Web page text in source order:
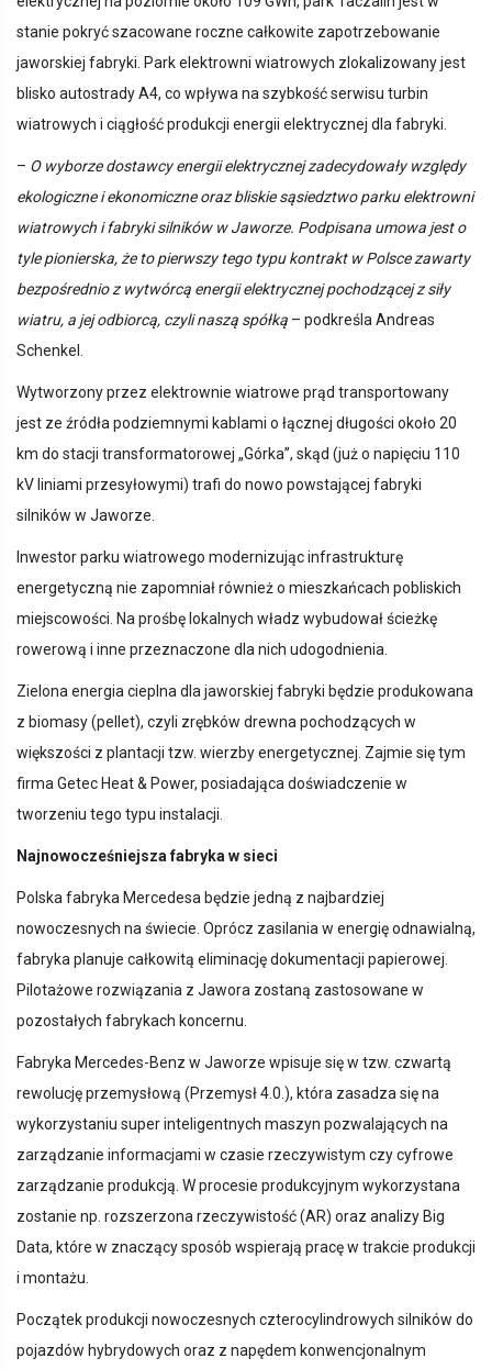
stanie pokryć szacowane roczne całkowite zapotrzebowanie
jaworskiej fabryki. Park elektrowni wiatrowych zlokalizowany jest
blisko autostrady A4, co wpływa na szybkość serwisu turbin
wiatrowych i ciągłość produkcji energii elektrycznej dla fabryki.
– O wyborze dostawcy energii elektrycznej zadecydowały względy
ekologiczne i ekonomiczne oraz bliskie sąsiedztwo parku elektrowni
wiatrowych i fabryki silników w Jaworze. Podpisana umowa jest o
tyle pionierska, że to pierwszy tego typu kontrakt w Polsce zawarty
bezpośrednio z wytwórcą energii elektrycznej pochodzącej z siły
wiatru, a jej odbiorcą, czyli naszą spółką – podkreśla Andreas
Schenkel.
Wytworzony przez elektrownie wiatrowe prąd transportowany
jest ze źródła podziemnymi kablami o łącznej długości około 20
km do stacji transformatorowej „Górka”, skąd (już o napięciu 110
kV liniami przesyłowymi) trafi do nowo powstającej fabryki
silników w Jaworze.
Inwestor parku wiatrowego modernizując infrastrukturę
energetyczną nie zapomniał również o mieszkańcach pobliskich
miejscowości. Na prośbę lokalnych władz wybudował ścieżkę
rowerową i inne przeznaczone dla nich udogodnienia.
Zielona energia cieplna dla jaworskiej fabryki będzie produkowana
z biomasy (pellet), czyli zrębków drewna pochodzących w
większości z plantacji tzw. wierzby energetycznej. Zajmie się tym
firma Getec Heat & Power, posiadająca doświadczenie w
tworzeniu tego typu instalacji.
Najnowocześniejsza fabryka w sieci
Polska fabryka Mercedesa będzie jedną z najbardziej
nowoczesnych na świecie. Oprócz zasilania w energię odnawialną,
fabryka planuje całkowitą eliminację dokumentacji papierowej.
Pilotażowe rozwiązania z Jawora zostaną zastosowane w
pozostałych fabrykach koncernu.
Fabryka Mercedes-Benz w Jaworze wpisuje się w tzw. czwartą
rewolucję przemysłową (Przemysł 4.0.), która zasadza się na
wykorzystaniu super inteligentnych maszyn pozwalających na
zarządzanie informacjami w czasie rzeczywistym czy cyfrowe
zarządzanie produkcją. W procesie produkcyjnym wykorzystana
zostanie np. rozszerzona rzeczywistość (AR) oraz analizy Big
Data, które w znaczący sposób wspierają pracę w trakcie produkcji
i montażu.
Początek produkcji nowoczesnych czterocylindrowych silników do
pojazdów hybrydowych oraz z napędem konwencjonalnym